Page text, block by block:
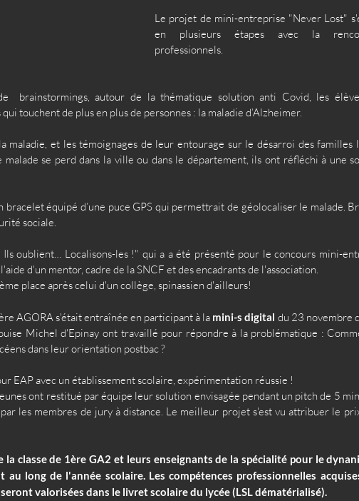
Le projet de mini-entreprise "Never Lost"
en plusieurs étapes avec la
professionnels.
brainstormings, autour de la thématique solution anti Covid, les
touchent de plus en plus de personnes : la maladie d’Alzheimer.
maladie, et les témoignages de leur entourage sur le désarroi des familles
malade se perd dans la ville ou dans le département, ils ont réfléchi à une
bracelet équipé d’une puce GPS qui permettrait de géolocaliser le malade.
sociale.
oublient… Localisons-les !" qui a a été présenté pour le concours mini-
d'un mentor, cadre de la SNCF et des encadrants de l'association.
place après celui d'un collège, spinassien d'ailleurs!
AGORA s'était entraînée en participant à la mini-s digital du 23 novembre
Michel d'Epinay ont travaillé pour répondre à la problématique :
dans leur orientation postbac ?
EAP avec un établissement scolaire, expérimentation réussie !
ont restitué par équipe leur solution envisagée pendant un pitch de 5
les membres de jury à distance. Le meilleur projet s'est vu attribuer le
la classe de 1ère GA2 et leurs enseignants de la spécialité pour le
long de l'année scolaire. Les compétences professionnelles
valorisées dans le livret scolaire du lycée (LSL dématérialisé).